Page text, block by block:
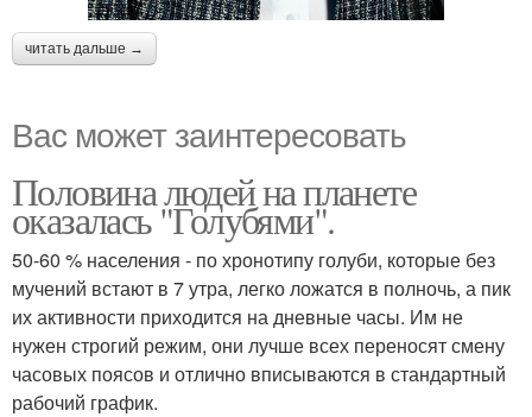
читать дальше →
Вас может заинтересовать
Половина людей на планете
оказалась "Голубями".
50-60 % населения - по хронотипу голуби, которые без
мучений встают в 7 утра, легко ложатся в полночь, а пик
их активности приходится на дневные часы. Им не
нужен строгий режим, они лучше всех переносят смену
часовых поясов и отлично вписываются в стандартный
рабочий график.